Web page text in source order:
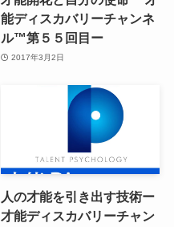
能ディスカバリーチャンネ
ル™第５５回目ー
2017年3月2日
人の才能を引き出す技術ー
才能ディスカバリーチャン